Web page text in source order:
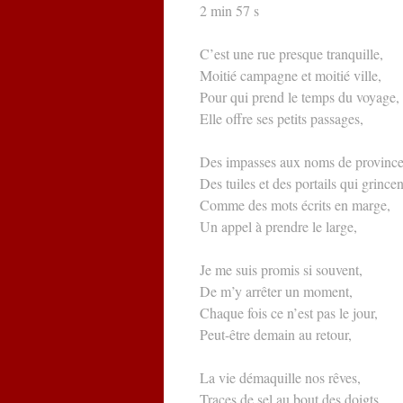
2 min 57 s
C’est une rue presque tranquille,
Moitié campagne et moitié ville,
Pour qui prend le temps du voyage,
Elle offre ses petits passages,
Des impasses aux noms de
Des tuiles et des portails qui
Comme des mots écrits en marge,
Un appel à prendre le large,
Je me suis promis si souvent,
De m’y arrêter un moment,
Chaque fois ce n’est pas le jour,
Peut-être demain au retour,
La vie démaquille nos rêves,
Traces de sel au bout des doigts,